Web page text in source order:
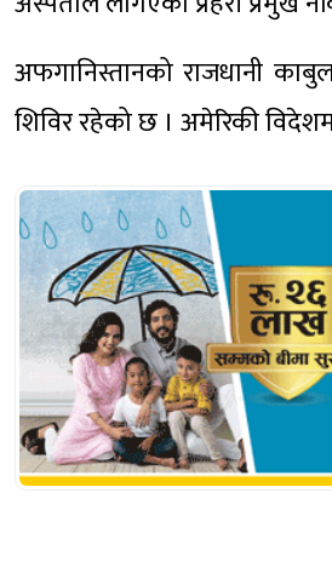
अफगानिस्तानको राजधानी
शिविर रहेको छ । अमेरिकी